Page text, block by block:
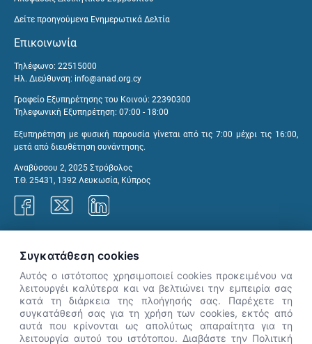
Δείτε προηγούμενα Ενημερωτικά Δελτία
Επικοινωνία
Τηλέφωνο: 22515000
Ηλ. Διεύθυνση: info@anad.org.cy
Γραφείο Εξυπηρέτησης του Κοινού: 22390300
Τηλεφωνική Εξυπηρέτηση: 07:00 - 18:00
Εξυπηρέτηση με φυσική παρουσία γίνεται από τις 7:00 μέχρι τις 16:00,
μετά από διευθέτηση συνάντησης.
Αναβύσσου 2, 2025 Στρόβολος
Τ.Θ. 25431, 1392 Λευκωσία, Κύπρος
👋 Καλώς ήρθες! Είμαι η Νόησις.
Πες μου πώς μπορώ να σε βοηθήσω
Συγκατάθεση cookies
Αυτός ο ιστότοπος χρησιμοποιεί cookies προκειμένου να
λειτουργέι καλύτερα και να βελτιώνει την εμπειρία σας
κατά τη διάρκεια της πλοήγησής σας. Παρέχετε τη
συγκατάθεσή σας για τη χρήση των cookies, εκτός από
αυτά που κρίνονται ως απολύτως απαραίτητα για τη
λειτουργία αυτού του ιστότοπου. Διαβάστε την Πολιτική